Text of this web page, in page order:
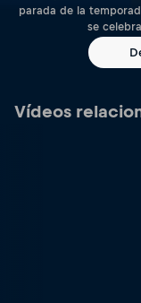
parada de la
se
Vídeos